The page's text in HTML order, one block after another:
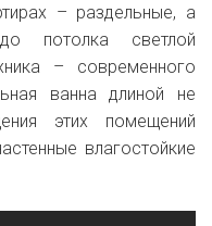
– раздельные, а
потолка светлой
– современного
ванна длиной не
этих помещений
влагостойкие